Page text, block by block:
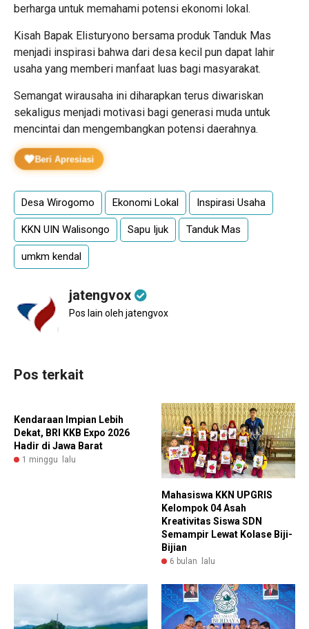
berharga untuk memahami potensi ekonomi lokal.
Kisah Bapak Elisturyono bersama produk Tanduk Mas
menjadi inspirasi bahwa dari desa kecil pun dapat lahir
usaha yang memberi manfaat luas bagi masyarakat.
Semangat wirausaha ini diharapkan terus diwariskan
sekaligus menjadi motivasi bagi generasi muda untuk
mencintai dan mengembangkan potensi daerahnya.
Beri Apresiasi
Desa Wirogomo Ekonomi Lokal Inspirasi Usaha
KKN UIN Walisongo Sapu Ijuk Tanduk Mas
umkm kendal
jatengvox
Pos lain oleh jatengvox
Pos terkait
Kendaraan Impian Lebih
Dekat, BRI KKB Expo 2026
Hadir di Jawa Barat
1 minggu lalu
Mahasiswa KKN UPGRIS
Kelompok 04 Asah
Kreativitas Siswa SDN
Semampir Lewat Kolase Biji-
Bijian
6 bulan lalu